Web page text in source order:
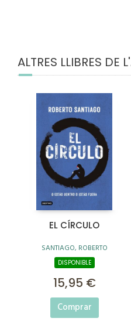
ALTRES LLIBRES DE
EL CÍRCULO
SANTIAGO, ROBERTO
DISPONIBLE
15,95 €
Comprar